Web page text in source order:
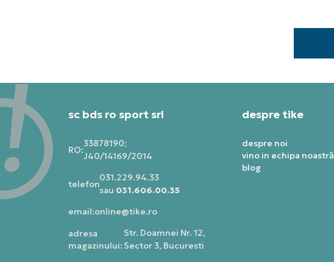
sc bds ro sport srl
RO:
33878190;
J40/14169/2014
telefon:
031.229.94.33
sau 031.606.00.35
email:online@tike.ro
adresa
magazinului:
Str. Doamnei Nr. 12,
Sector 3, Bucuresti
despre tike
despre noi
vino in echipa noastră
blog